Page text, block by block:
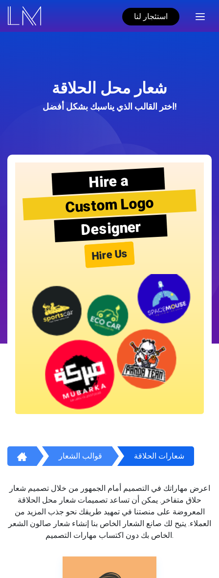
استئجار لنا
شعار محل الحلاقة
اختر القالب الذي يناسبك بشكل أفضل!
Hire a
Custom Logo
Designer
Hire Us
قوالب الشعار شعارات الحلاقة
اعرض مهاراتك في التصميم أمام الجمهور من خلال تصميم شعار
حلاق متفاخر. يمكن أن تساعد تصميمات شعار محل الحلاقة
المعروضة على منصتنا في تمهيد طريقك نحو جذب المزيد من
العملاء. يتيح لك صانع الشعار الخاص بنا إنشاء شعار صالون الشعر
الخاص بك دون اكتساب مهارات التصميم.